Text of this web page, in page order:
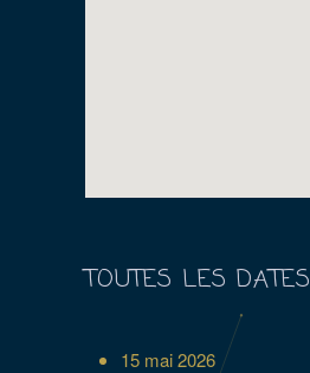
TOUTES LES DATES
15 mai 2026